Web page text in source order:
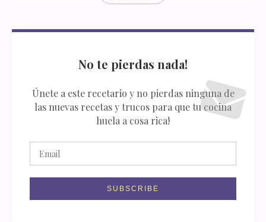
No te pierdas nada!
Únete a este recetario y no pierdas ninguna de
las nuevas recetas y trucos para que tu cocina
huela a cosa rica!